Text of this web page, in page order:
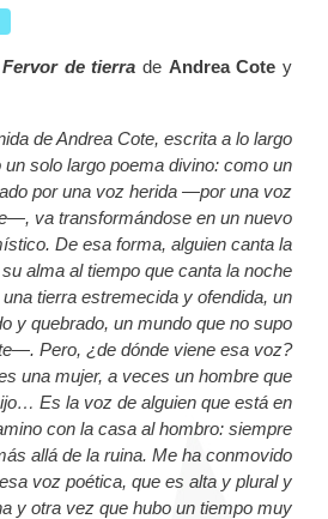
Fervor de tierra de Andrea Cote y
de Andrea Cote, escrita a lo largo
solo largo poema divino: como un
por una voz herida —por una voz
va transformándose en un nuevo
De esa forma, alguien canta la
alma al tiempo que canta la noche
tierra estremecida y ofendida, un
y quebrado, un mundo que no supo
Pero, ¿de dónde viene esa voz?
una mujer, a veces un hombre que
Es la voz de alguien que está en
con la casa al hombro: siempre
allá de la ruina. Me ha conmovido
voz poética, que es alta y plural y
y otra vez que hubo un tiempo muy